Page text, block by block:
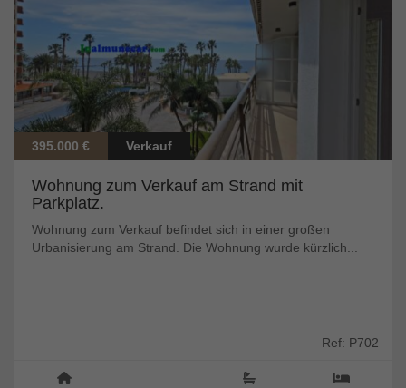
395.000 € Verkauf
Wohnung zum Verkauf am Strand mit
Parkplatz.
Wohnung zum Verkauf befindet sich in einer großen
Urbanisierung am Strand. Die Wohnung wurde kürzlich...
Ref: P702